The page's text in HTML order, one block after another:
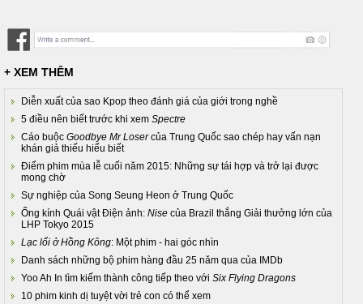
+ XEM THÊM
Diễn xuất của sao Kpop theo đánh giá của giới trong nghề
5 điều nên biết trước khi xem Spectre
Cáo buộc Goodbye Mr Losercủa Trung Quốc sao chép hay vấn nạn
khán giả thiếu hiểu biết
Điểm phim mùa lễ cuối năm 2015: Những sự tái hợp và trở lại được
mong chờ
Sự nghiệp của Song Seung Heon ở Trung Quốc
Ống kính Quái vật Điện ảnh: Nise của Brazil thắng Giải thưởng lớn của
LHP Tokyo 2015
Lạc lối ở Hồng Kông: Một phim - hai góc nhìn
Danh sách những bộ phim hàng đầu 25 năm qua của IMDb
Yoo Ah In tìm kiếm thành công tiếp theo với Six Flying Dragons
10 phim kinh dị tuyệt vời trẻ con có thể xem